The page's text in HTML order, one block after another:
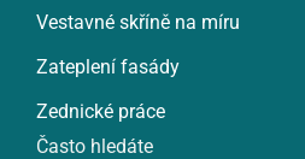
Vestavné skříně na míru
Zateplení fasády
Zednické práce
Často hledáte